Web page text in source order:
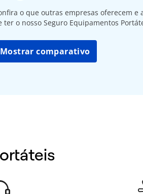
o que outras empresas oferecem e
ter o nosso Seguro Equipamentos
Mostrar comparativo